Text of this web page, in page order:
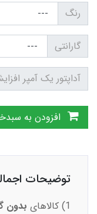
رنگ
گارانتی
آداپتور یک آمپر
توضیحات
1) کالاهای بدون